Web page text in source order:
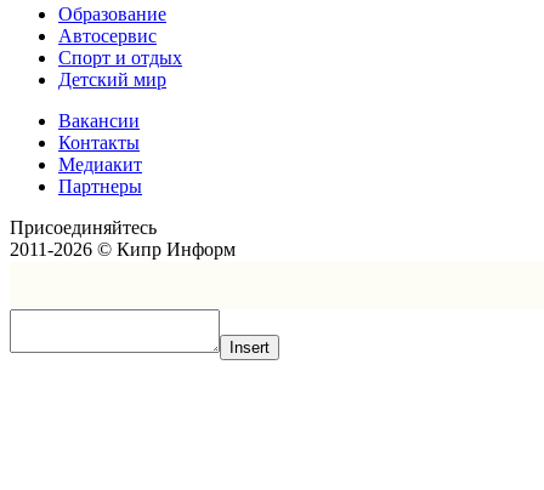
Образование
Автосервис
Спорт и отдых
Детский мир
Вакансии
Контакты
Медиакит
Партнеры
Присоединяйтесь
2011-2026 © Кипр Информ
Insert